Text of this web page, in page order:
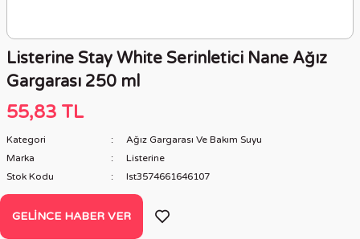
Listerine Stay White Serinletici Nane Ağız
Gargarası 250 ml
55,83 TL
Kategori
Ağız Gargarası Ve Bakım Suyu
Marka
Listerine
Stok Kodu
lst3574661646107
GELINCE HABER VER